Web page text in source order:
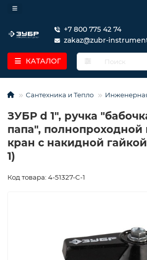
+7 800 775 42 74
zakaz@zubr-
КАТАЛОГ
Сантехника и Тепло
ЗУБР d 1″, ручка
папа″,
кран с накидной гайкой
1)
Код товара: 4-51327-C-1